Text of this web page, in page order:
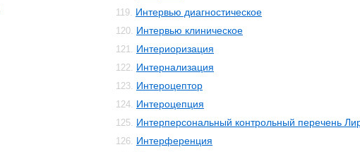
119. Интервью диагностическое
120. Интервью клиническое
121. Интериоризация
122. Интернализация
123. Интероцептор
124. Интероцепция
125. Интерперсональный контрольный перечень
126. Интерференция